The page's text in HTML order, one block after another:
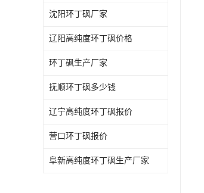
沈阳环丁砜厂家
辽阳高纯度环丁砜价格
环丁砜生产厂家
抚顺环丁砜多少钱
辽宁高纯度环丁砜报价
营口环丁砜报价
阜新高纯度环丁砜生产厂家